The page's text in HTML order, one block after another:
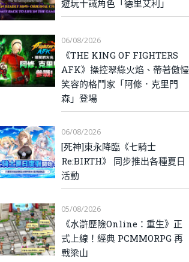
遊玩十誡角色「德里艾利」
06/08/2026
《THE KING OF FIGHTERS
AFK》操控翠綠火焰、帶著傲慢
笑容的格鬥家「阿修．克里門
森」登場
06/08/2026
[死神]東永降臨《七騎士
Re:BIRTH》 同步推出各種夏日
活動
05/08/2026
《水滸歷險Online：重生》正
式上線！經典 PCMMORPG 再
戰梁山